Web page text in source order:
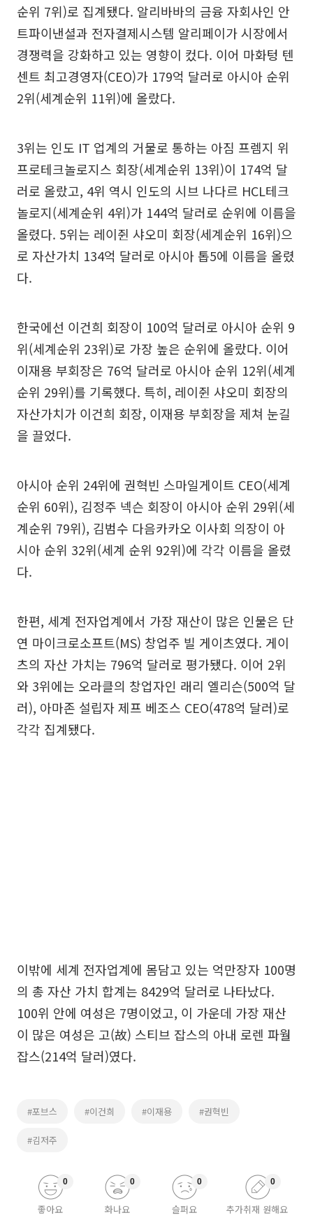
순위 7위)로 집계됐다. 알리바바의 금융 자회사인 안
트파이낸셜과 전자결제시스템 알리페이가 시장에서
경쟁력을 강화하고 있는 영향이 컸다. 이어 마화텅 텐
센트 최고경영자(CEO)가 179억 달러로 아시아 순위
2위(세계순위 11위)에 올랐다.
3위는 인도 IT 업계의 거물로 통하는 아짐 프렘지 위
프로테크놀로지스 회장(세계순위 13위)이 174억 달
러로 올랐고, 4위 역시 인도의 시브 나다르 HCL테크
놀로지(세계순위 4위)가 144억 달러로 순위에 이름을
올렸다. 5위는 레이쥔 샤오미 회장(세계순위 16위)으
로 자산가치 134억 달러로 아시아 톱5에 이름을 올렸
다.
한국에선 이건희 회장이 100억 달러로 아시아 순위 9
위(세계순위 23위)로 가장 높은 순위에 올랐다. 이어
이재용 부회장은 76억 달러로 아시아 순위 12위(세계
순위 29위)를 기록했다. 특히, 레이쥔 샤오미 회장의
자산가치가 이건희 회장, 이재용 부회장을 제쳐 눈길
을 끌었다.
아시아 순위 24위에 권혁빈 스마일게이트 CEO(세계
순위 60위), 김정주 넥슨 회장이 아시아 순위 29위(세
계순위 79위), 김범수 다음카카오 이사회 의장이 아
시아 순위 32위(세계 순위 92위)에 각각 이름을 올렸
다.
한편, 세계 전자업계에서 가장 재산이 많은 인물은 단
연 마이크로소프트(MS) 창업주 빌 게이츠였다. 게이
츠의 자산 가치는 796억 달러로 평가됐다. 이어 2위
와 3위에는 오라클의 창업자인 래리 엘리슨(500억 달
러), 아마존 설립자 제프 베조스 CEO(478억 달러)로
각각 집계됐다.
이밖에 세계 전자업계에 몸담고 있는 억만장자 100명
의 총 자산 가치 합계는 8429억 달러로 나타났다.
100위 안에 여성은 7명이었고, 이 가운데 가장 재산
이 많은 여성은 고(故) 스티브 잡스의 아내 로렌 파월
잡스(214억 달러)였다.
#포브스 #이건희 #이재용 #권혁빈
#김저주
좋아요
0
화나요
0
슬퍼요
0
추가취재 원해요
0